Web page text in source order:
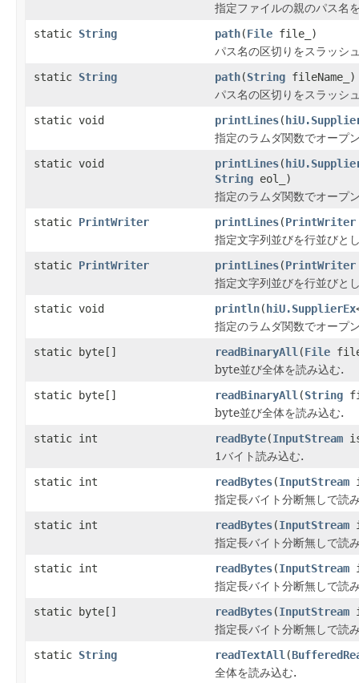
指定ファイルの親のパス名
static String path(File file_)
パス名の区切りをスラッシ
static String path(String fileName_)
パス名の区切りをスラッシ
static void
printLines(
指定のラムダ関数でオープ
static void
printLines(
String eol_)
指定のラムダ関数でオープ
static PrintWriter printLines(PrintWriter
指定文字列並びを行並びと
static PrintWriter printLines(PrintWriter
指定文字列並びを行並びと
static void
println(hiU.SupplierEx
指定のラムダ関数でオープ
static byte[]
readBinaryAll (File
byte並び全体を読み込む.
static byte[]
readBinaryAll (String
byte並び全体を読み込む.
static int
readByte(InputStream
1バイト読み込む.
static int
readBytes(InputStream
指定長バイト分断無しで読
static int
readBytes(InputStream
指定長バイト分断無しで読
static int
readBytes(InputStream
指定長バイト分断無しで読
static byte[]
readBytes(InputStream
指定長バイト分断無しで読
static String readTextAll (
全体を読み込む.